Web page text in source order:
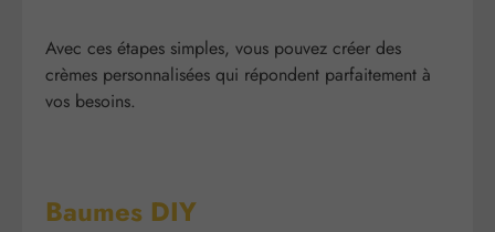
Avec ces étapes simples, vous pouvez créer des
crèmes personnalisées qui répondent parfaitement à
vos besoins.
Baumes DIY